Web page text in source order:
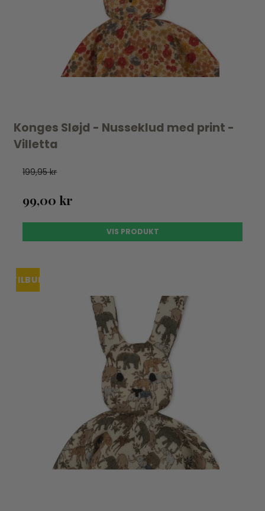
Konges Sløjd - Nusseklud med print -
Villetta
199,95 kr
99,00 kr
VIS PRODUKT
TILBUD